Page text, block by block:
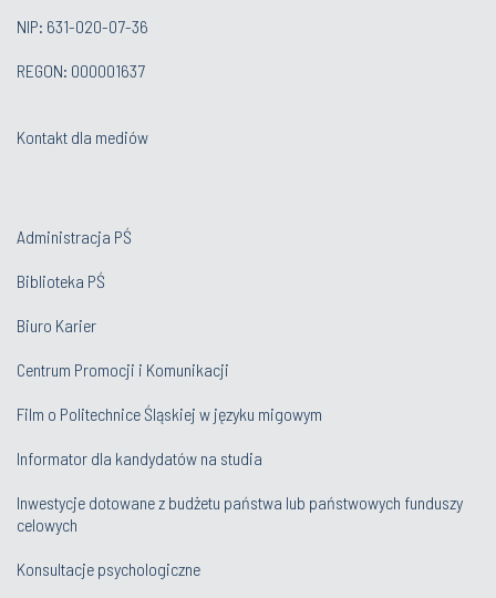
NIP: 631-020-07-36
REGON: 000001637
Kontakt dla mediów
Administracja PŚ
Biblioteka PŚ
Biuro Karier
Centrum Promocji i Komunikacji
Film o Politechnice Śląskiej w języku migowym
Informator dla kandydatów na studia
Inwestycje dotowane z budżetu państwa lub państwowych funduszy
celowych
Konsultacje psychologiczne